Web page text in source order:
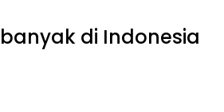
di Indonesia